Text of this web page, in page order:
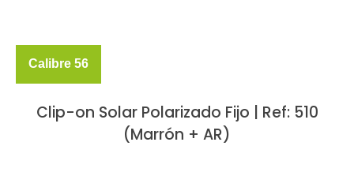
Calibre 56
Clip-on Solar Polarizado Fijo | Ref: 510
(Marrón + AR)